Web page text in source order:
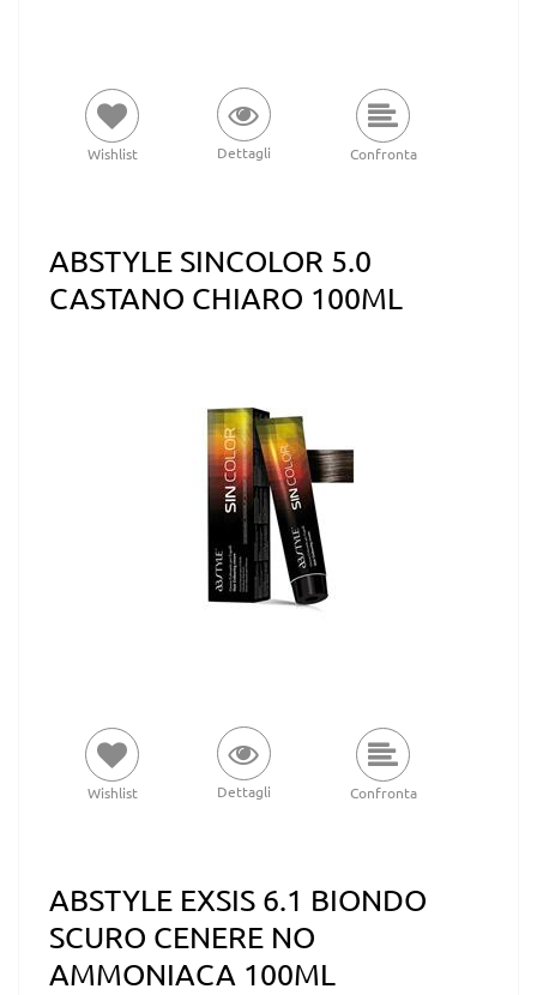
Wishlist Dettagli Confronta
ABSTYLE SINCOLOR 5.0
CASTANO CHIARO 100ML
Wishlist Dettagli Confronta
ABSTYLE EXSIS 6.1 BIONDO
SCURO CENERE NO
AMMONIACA 100ML